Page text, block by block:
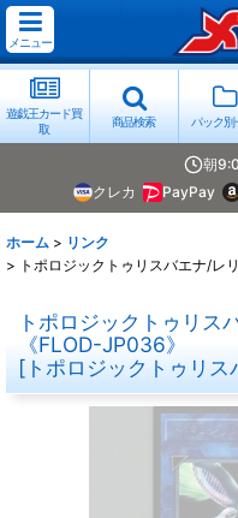
メニュー
遊戯王カード買
取
商品検索 パック別
朝
クレカ
PayPay
ホーム > リンク
> トポロジックトゥリスバエナ/レ
トポロジックトゥリス
《FLOD-JP036》
[ トポロジックトゥリス